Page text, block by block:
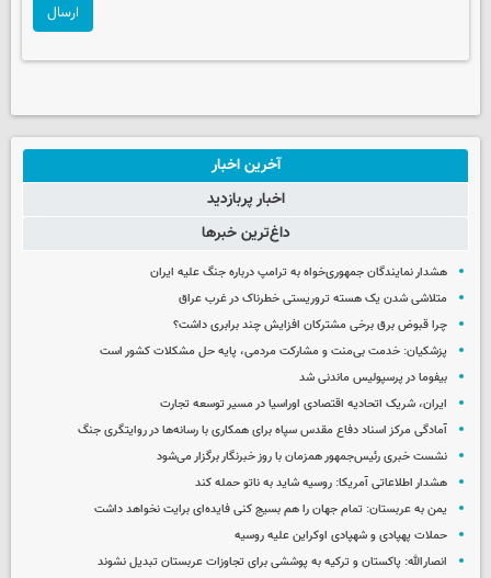
ارسال
آخرین اخبار
اخبار پربازدید
داغ‌ترین خبرها
هشدار نمایندگان جمهوری‌خواه به ترامپ درباره جنگ علیه ایران
متلاشی شدن یک هسته تروریستی خطرناک در غرب عراق
چرا قبوض برق برخی مشترکان افزایش چند برابری داشت؟
پزشکیان: خدمت بی‌منت و مشارکت مردمی، پایه حل مشکلات کشور است
بیفوما در پرسپولیس ماندنی شد
ایران، شریک اتحادیه اقتصادی اوراسیا در مسیر توسعه تجارت
آمادگی مرکز اسناد دفاع مقدس سپاه برای همکاری با رسانه‌ها در روایتگری جنگ
نشست خبری رئیس‌جمهور همزمان با روز خبرنگار برگزار می‌شود
هشدار اطلاعاتی آمریکا: روسیه شاید به ناتو حمله کند
یمن به عربستان: تمام جهان را هم بسیج کنی فایده‌ای برایت نخواهد داشت
حملات پهپادی و شهپادی اوکراین علیه روسیه
انصارالله: پاکستان و ترکیه به پوششی برای تجاوزات عربستان تبدیل نشوند